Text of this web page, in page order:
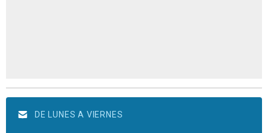
DE LUNES A VIERNES